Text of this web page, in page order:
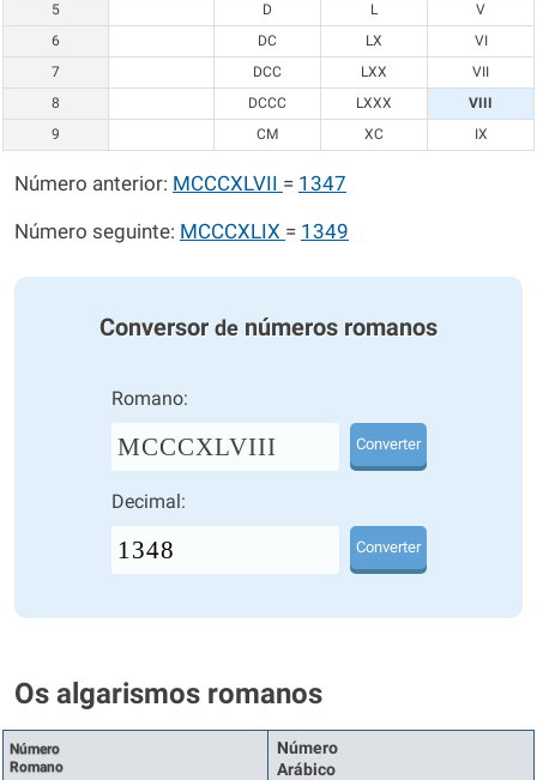
5
D L
V
6
DC LX
VI
7
DCC LXX
VII
8
DCCC LXXX
VIII
9
CM XC IX
Número anterior: MCCCXLVII = 1347
Número seguinte: MCCCXLIX = 1349
Conversor de números romanos
Romano:
MCCCXLVIII Converter
Decimal:
Converter
Os algarismos romanos
Número
Romano
Número
Arábico